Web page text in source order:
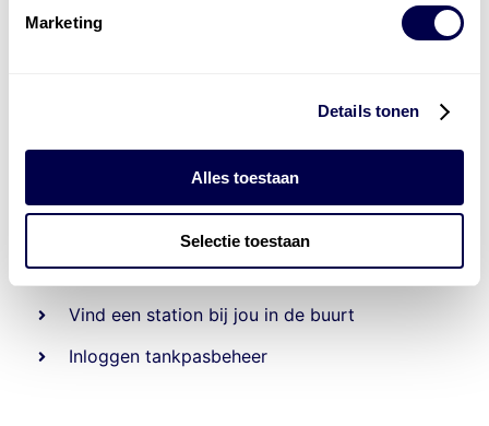
Marketing
Details tonen
Alles toestaan
Selectie toestaan
tankstationsen duizenden
laadpassen
Den Hartog tank- en laadpas
Vind een station bij jou in de buurt
Inloggen tankpasbeheer